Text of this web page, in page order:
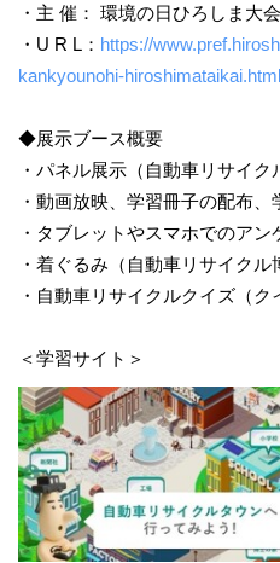
・主 催： 環境の日ひろしま大
・U R L： https://
kankyounohi-hiroshimataikai.html
◆展示ブース概要
・パネル展示（自動車リサイク
・動画放映、学習冊子の配布、
・タブレットやスマホでのアン
・着ぐるみ（自動車リサイクル
・自動車リサイクルクイズ（ク
＜学習サイト＞